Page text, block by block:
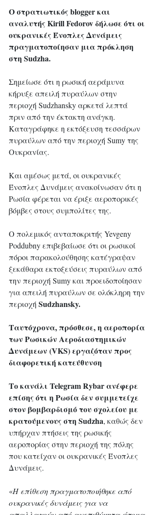
Ο στρατιωτικός blogger και
αναλυτής Kirill Fedorov δήλωσε ότι οι
ουκρανικές Ένοπλες Δυνάμεις
πραγματοποίησαν μια πρόκληση
στη Sudzha.
Σημείωσε ότι η ρωσική αεράμυνα
κήρυξε απειλή πυραύλων στην
περιοχή Sudzhansky αρκετά λεπτά
πριν από την έκτακτη ανάγκη.
Καταγράφηκε η εκτόξευση τεσσάρων
πυραύλων από την περιοχή Sumy της
Ουκρανίας.
Και αμέσως μετά, οι ουκρανικές
Ένοπλες Δυνάμεις ανακοίνωσαν ότι η
Ρωσία φέρεται να έριξε αεροπορικές
βόμβες στους συμπολίτες της.
Ο πολεμικός ανταποκριτής Yevgeny
Poddubny επιβεβαίωσε ότι οι ρωσικοί
πόροι παρακολούθησης κατέγραψαν
ξεκάθαρα εκτοξεύσεις πυραύλων από
την περιοχή Sumy και προειδοποίησαν
για απειλή πυραύλων σε ολόκληρη την
περιοχή Sudzhansky.
Ταυτόχρονα, πρόσθεσε, η αεροπορία
των Ρωσικών Αεροδιαστημικών
Δυνάμεων (VKS) εργαζόταν προς
διαφορετική κατεύθυνση
Το κανάλι Telegram Rybar ανέφερε
επίσης ότι η Ρωσία δεν συμμετείχε
στον βομβαρδισμό του σχολείου με
κρατούμενους στη Sudzha, καθώς δεν
υπήρχαν πτήσεις της ρωσικής
αεροπορίας στην περιοχή της πόλης
που κατείχαν οι ουκρανικές Ένοπλες
Δυνάμεις.
«Η επίθεση πραγματοποιήθηκε από
ουκρανικές δυνάμεις για να